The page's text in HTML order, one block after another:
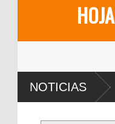
NOTICIAS